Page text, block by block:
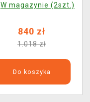
W magazynie (2szt.)
840 zł
1.018 zł
Do koszyka